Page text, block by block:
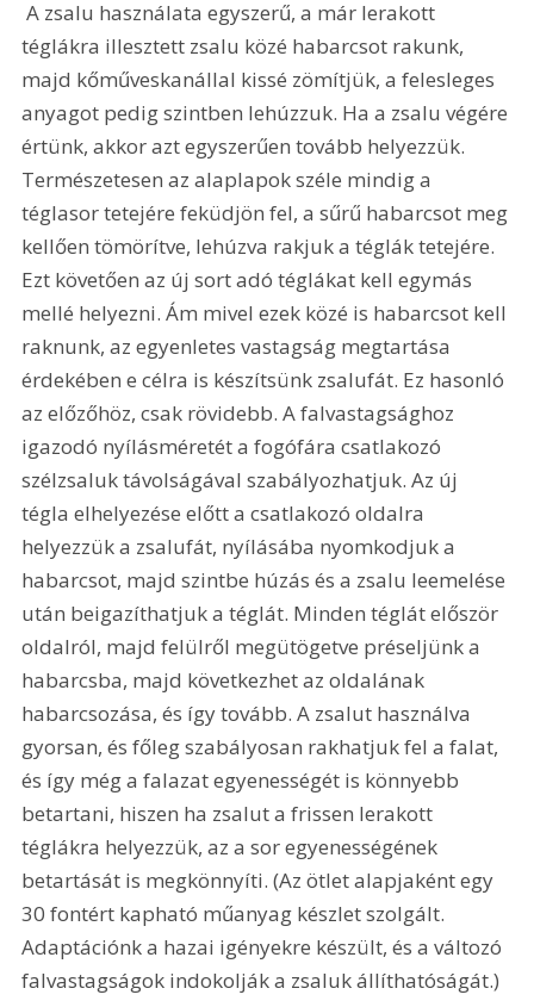
A zsalu használata egyszerű, a már lerakott
téglákra illesztett zsalu közé habarcsot rakunk,
majd kőműveskanállal kissé zömítjük, a felesleges
anyagot pedig szintben lehúzzuk. Ha a zsalu végére
értünk, akkor azt egyszerűen tovább helyezzük.
Természetesen az alaplapok széle mindig a
téglasor tetejére feküdjön fel, a sűrű habarcsot meg
kellően tömörítve, lehúzva rakjuk a téglák tetejére.
Ezt követően az új sort adó téglákat kell egymás
mellé helyezni. Ám mivel ezek közé is habarcsot kell
raknunk, az egyenletes vastagság megtartása
érdekében e célra is készítsünk zsalufát. Ez hasonló
az előzőhöz, csak rövidebb. A falvastagsághoz
igazodó nyílásméretét a fogófára csatlakozó
szélzsaluk távolságával szabályozhatjuk. Az új
tégla elhelyezése előtt a csatlakozó oldalra
helyezzük a zsalufát, nyílásába nyomkodjuk a
habarcsot, majd szintbe húzás és a zsalu leemelése
után beigazíthatjuk a téglát. Minden téglát először
oldalról, majd felülről megütögetve préseljünk a
habarcsba, majd következhet az oldalának
habarcsozása, és így tovább. A zsalut használva
gyorsan, és főleg szabályosan rakhatjuk fel a falat,
és így még a falazat egyenességét is könnyebb
betartani, hiszen ha zsalut a frissen lerakott
téglákra helyezzük, az a sor egyenességének
betartását is megkönnyíti. (Az ötlet alapjaként egy
30 fontért kapható műanyag készlet szolgált.
Adaptációnk a hazai igényekre készült, és a változó
falvastagságok indokolják a zsaluk állíthatóságát.)